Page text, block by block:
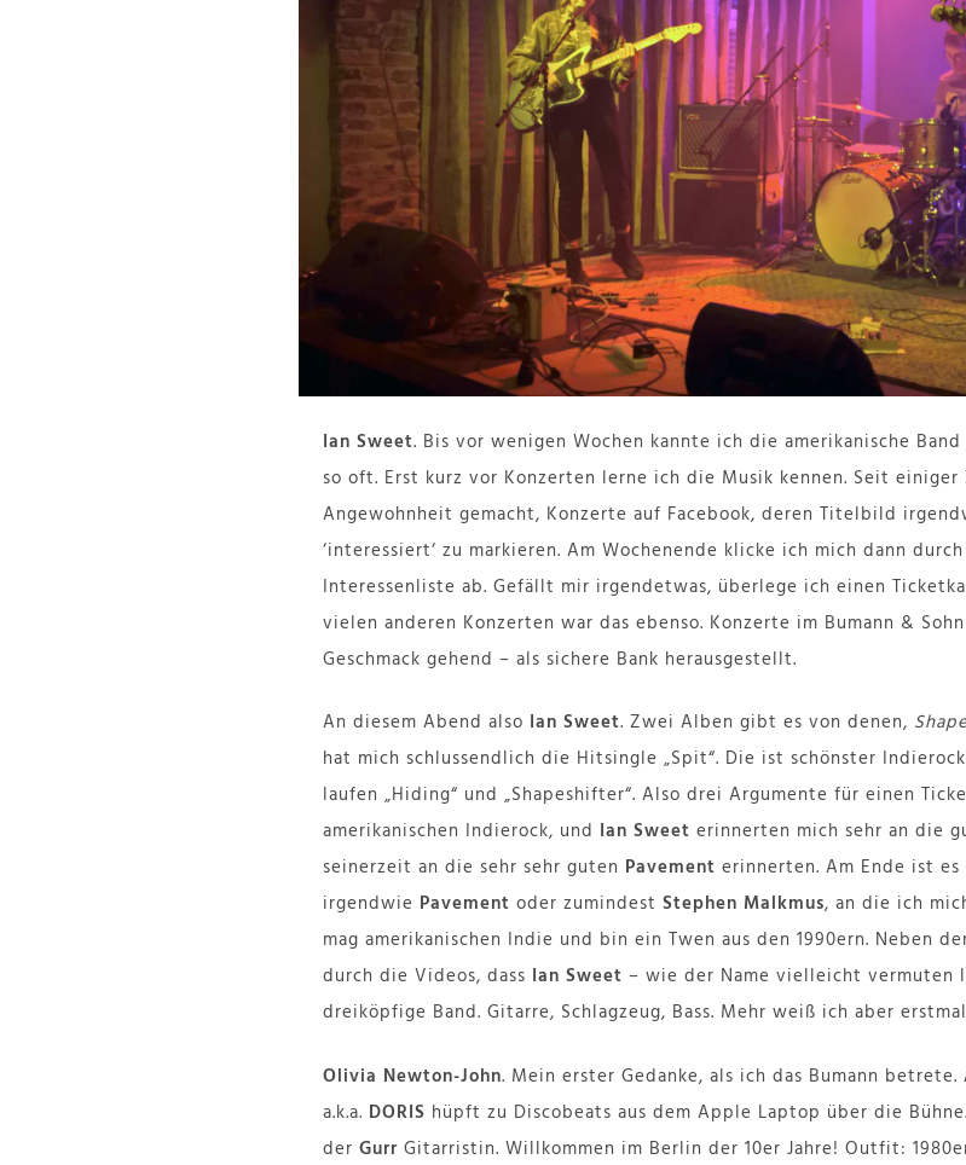
Ian Sweet. Bis vor wenigen Wochen kannte ich die amerikanische
so oft. Erst kurz vor Konzerten lerne ich die Musik kennen. Seit
Angewohnheit gemacht, Konzerte auf Facebook, deren Titelbild
‘interessiert‘ zu markieren. Am Wochenende klicke ich mich dann
Interessenliste ab. Gefällt mir irgendetwas, überlege ich einen
vielen anderen Konzerten war das ebenso. Konzerte im Bumann &
Geschmack gehend – als sichere Bank herausgestellt.
An diesem Abend also Ian Sweet. Zwei Alben gibt es von denen,
hat mich schlussendlich die Hitsingle „Spit“. Die ist schönster
laufen „Hiding“ und „Shapeshifter“. Also drei Argumente für einen
amerikanischen Indierock, und Ian Sweet erinnerten mich sehr an die
seinerzeit an die sehr sehr guten Pavement erinnerten. Am Ende ist
irgendwie Pavement oder zumindest Stephen Malkmus, an die ich
mag amerikanischen Indie und bin ein Twen aus den 1990ern. Neben
durch die Videos, dass Ian Sweet – wie der Name vielleicht vermuten
dreiköpfige Band. Gitarre, Schlagzeug, Bass. Mehr weiß ich aber
Olivia Newton-John. Mein erster Gedanke, als ich das Bumann betrete.
a.k.a. DORIS hüpft zu Discobeats aus dem Apple Laptop über die
der Gurr Gitarristin. Willkommen im Berlin der 10er Jahre! Outfit: